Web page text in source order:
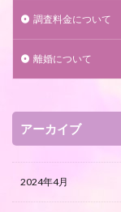
調査料金について
離婚について
アーカイブ
2024年4月